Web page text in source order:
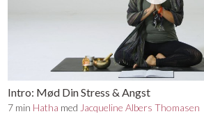
Intro: Mød Din Stress & Angst
7 min Hatha medJacqueline Albers Thomasen